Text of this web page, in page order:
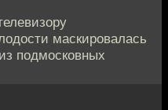
маскировалась
подмосковных